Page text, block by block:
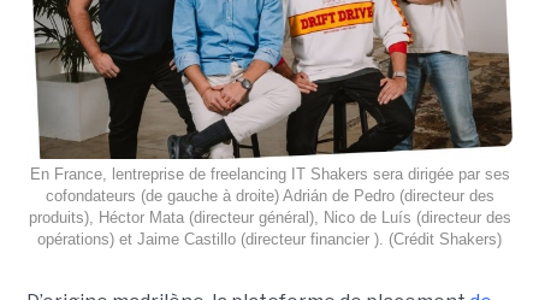
En France, lentreprise de freelancing IT Shakers sera dirigée par ses
cofondateurs (de gauche à droite) Adrián de Pedro (directeur des
produits), Héctor Mata (directeur général), Nico de Luís (directeur des
opérations) et Jaime Castillo (directeur financier ). (Crédit Shakers)